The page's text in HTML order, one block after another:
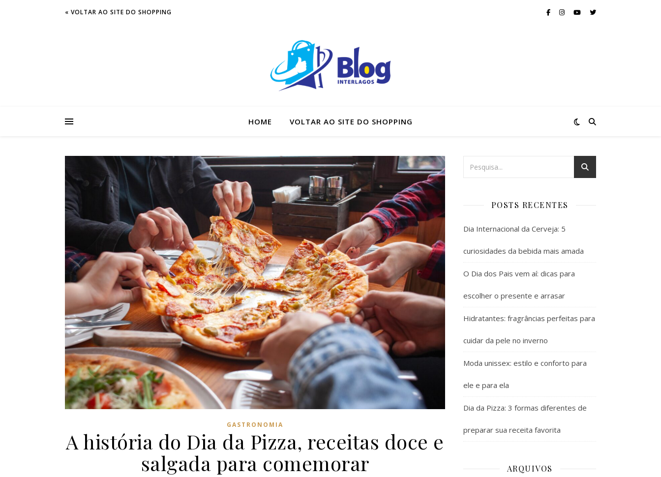
« VOLTAR AO SITE DO SHOPPING
HOME VOLTAR AO SITE DO SHOPPING
GASTRONOMIA
A história do Dia da Pizza, receitas doce e
salgada para comemorar
POSTS RECENTES
Dia Internacional da Cerveja: 5
curiosidades da bebida mais amada
O Dia dos Pais vem aí: dicas para
escolher o presente e arrasar
Hidratantes: fragrâncias perfeitas para
cuidar da pele no inverno
Moda unissex: estilo e conforto para
ele e para ela
Dia da Pizza: 3 formas diferentes de
preparar sua receita favorita
ARQUIVOS